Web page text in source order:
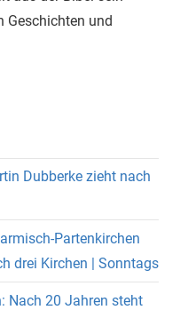
Geschichten und
Dubberke zieht nach
Partenkirchen
drei Kirchen | Sonntags
Nach 20 Jahren steht